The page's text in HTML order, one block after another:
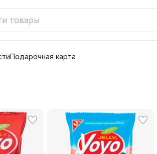
Подарочная карта